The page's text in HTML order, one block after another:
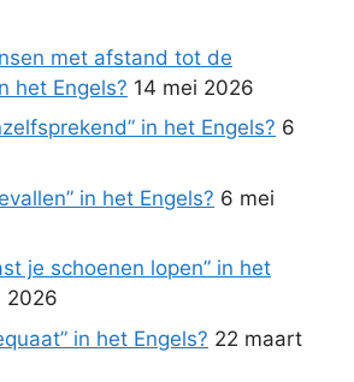
met afstand tot de
het Engels? 14 mei 2026
in het Engels? 6
in het Engels? 6 mei
je schoenen lopen” in het
2026
in het Engels? 22 maart